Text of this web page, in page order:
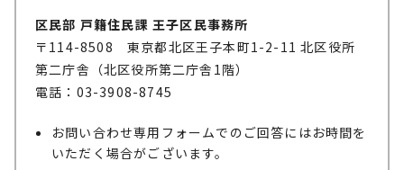
区民部 戸籍住民課 王子区民事務所
〒114-8508 東京都北区王子本町1-2-11 北区役所
第二庁舎（北区役所第二庁舎1階）
電話：03-3908-8745
お問い合わせ専用フォームでのご回答にはお時間を
いただく場合がございます。